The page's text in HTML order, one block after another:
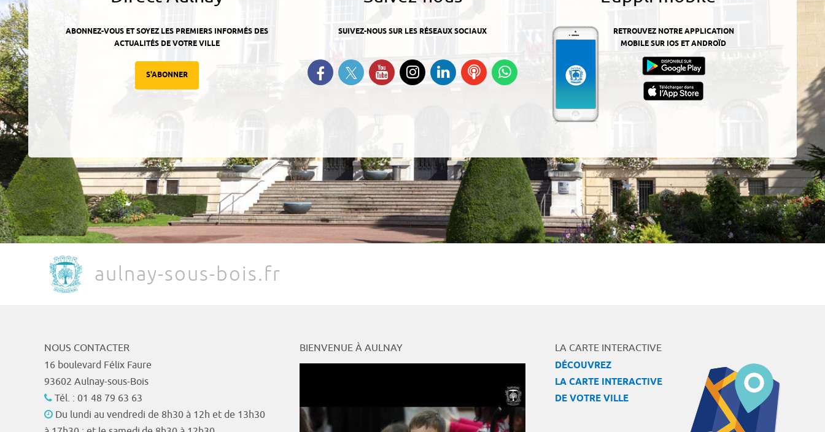
ABONNEZ-VOUS ET SOYEZ LES PREMIERS INFORMÉS DES
ACTUALITÉS DE VOTRE VILLE
S'ABONNER
SUIVEZ-NOUS SUR LES RÉSEAUX SOCIAUX
Retrouvez-nous sur Facebook
Suivez-nous sur Twitter
Suivez-nous sur YouTube
Suivez-nous sur
Instagram
Retrouvez-nous
sur Linkedin
Ecoutez
nos
RETROUVEZ NOTRE APPLICATION
MOBILE SUR IOS ET ANDROÏD
aulnay-sous-bois.fr
NOUS CONTACTER
16 boulevard Félix Faure
93602 Aulnay-sous-Bois
Tél. : 01 48 79 63 63
Du lundi au vendredi de 8h30 à 12h et de 13h30
BIENVENUE À AULNAY
LA CARTE INTERACTIVE
DÉCOUVREZ
LA CARTE INTERACTIVE
DE VOTRE VILLE